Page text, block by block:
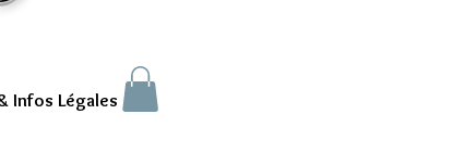
Infos Légales